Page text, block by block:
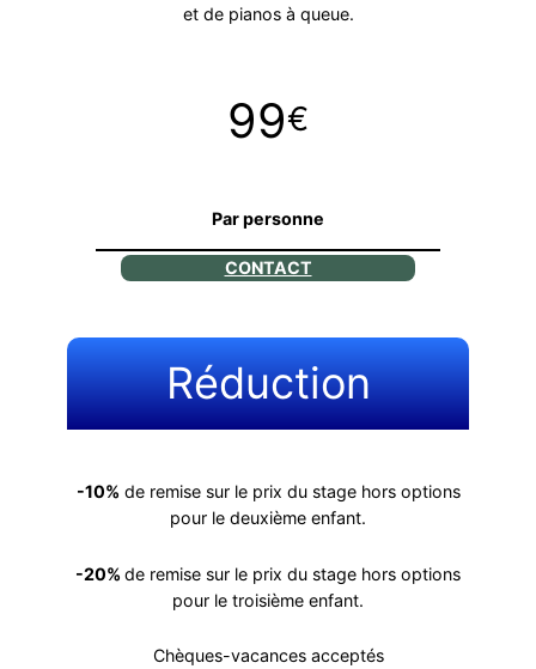
et de pianos à queue.
99€
Par personne
CONTACT
Réduction
-10% de remise sur le prix du stage hors options
pour le deuxième enfant.
-20% de remise sur le prix du stage hors options
pour le troisième enfant.
Chèques-vacances acceptés